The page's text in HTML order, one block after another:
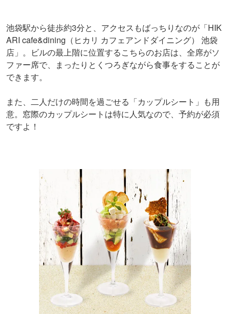
池袋駅から徒歩約3分と、アクセスもばっちりなのが「HIK
ARI cafe&dining（ヒカリ カフェアンドダイニング） 池袋
店」。ビルの最上階に位置するこちらのお店は、全席がソ
ファー席で、まったりとくつろぎながら食事をすることが
できます。
また、二人だけの時間を過ごせる「カップルシート」も用
意。窓際のカップルシートは特に人気なので、予約が必須
ですよ！